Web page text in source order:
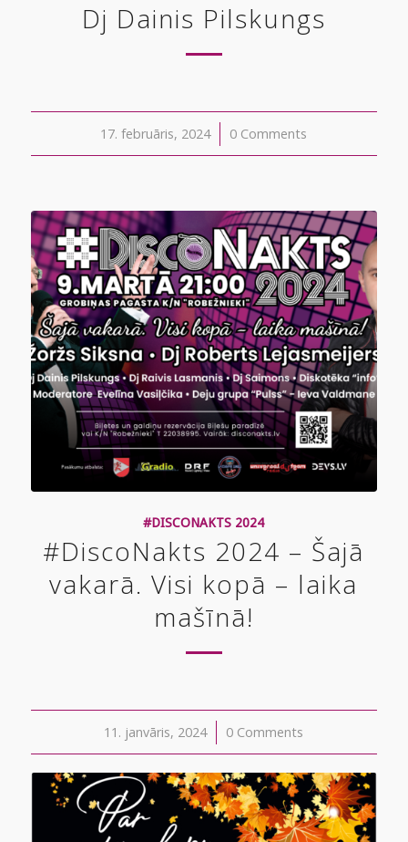
Dj Dainis Pilskungs
17. februāris, 2024
/ 0 Comments
#DISCONAKTS 2024
#DiscoNakts 2024 – Šajā
vakarā. Visi kopā – laika
mašīnā!
11. janvāris, 2024
/ 0 Comments